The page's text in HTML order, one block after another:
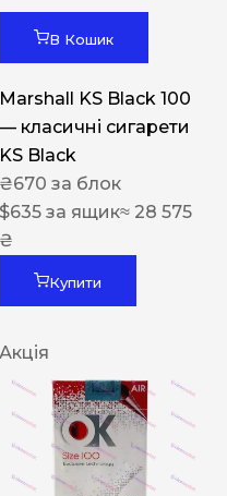
В Кошик
Marshall KS Black 100
— класичні сигарети
KS Black
₴670 за блок
$635 за ящик≈ 28 575
₴
Купити
Акція